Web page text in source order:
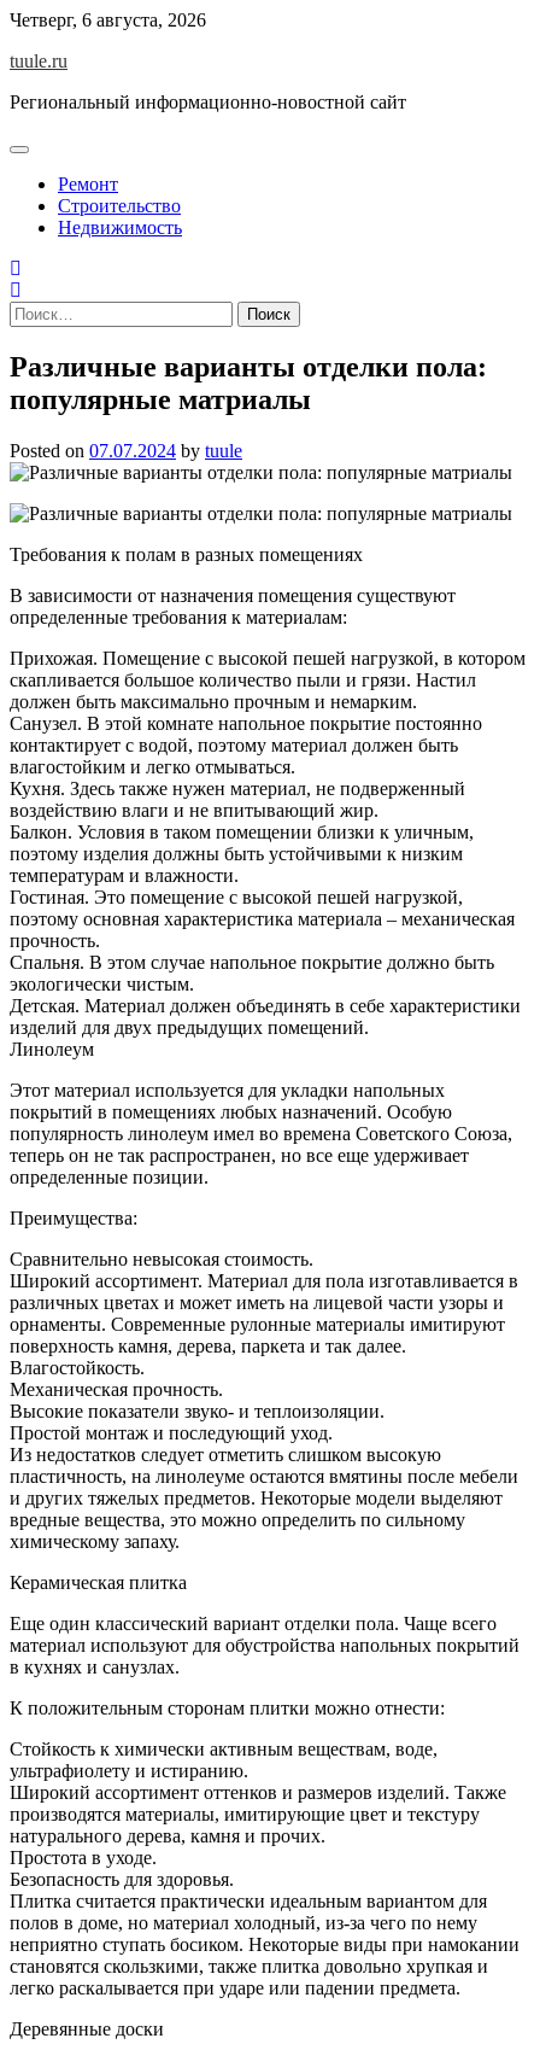
Skip
content
Четверг, 6 августа, 2026
tuule.ru
Региональный информационно-новостной сайт
Ремонт
Строительство
Недвижимость
Найти:
Различные варианты отделки пола:
популярные матриалы
Posted on 07.07.2024 by tuule
Требования к полам в разных помещениях
В зависимости от назначения помещения существуют
определенные требования к материалам:
Прихожая. Помещение с высокой пешей нагрузкой, в котором
скапливается большое количество пыли и грязи. Настил
должен быть максимально прочным и немарким.
Санузел. В этой комнате напольное покрытие постоянно
контактирует с водой, поэтому материал должен быть
влагостойким и легко отмываться.
Кухня. Здесь также нужен материал, не подверженный
воздействию влаги и не впитывающий жир.
Балкон. Условия в таком помещении близки к уличным,
поэтому изделия должны быть устойчивыми к низким
температурам и влажности.
Гостиная. Это помещение с высокой пешей нагрузкой,
поэтому основная характеристика материала – механическая
прочность.
Спальня. В этом случае напольное покрытие должно быть
экологически чистым.
Детская. Материал должен объединять в себе характеристики
изделий для двух предыдущих помещений.
Линолеум
Этот материал используется для укладки напольных
покрытий в помещениях любых назначений. Особую
популярность линолеум имел во времена Советского Союза,
теперь он не так распространен, но все еще удерживает
определенные позиции.
Преимущества:
Сравнительно невысокая стоимость.
Широкий ассортимент. Материал для пола изготавливается в
различных цветах и может иметь на лицевой части узоры и
орнаменты. Современные рулонные материалы имитируют
поверхность камня, дерева, паркета и так далее.
Влагостойкость.
Механическая прочность.
Высокие показатели звуко- и теплоизоляции.
Простой монтаж и последующий уход.
Из недостатков следует отметить слишком высокую
пластичность, на линолеуме остаются вмятины после мебели
и других тяжелых предметов. Некоторые модели выделяют
вредные вещества, это можно определить по сильному
химическому запаху.
Керамическая плитка
Еще один классический вариант отделки пола. Чаще всего
материал используют для обустройства напольных покрытий
в кухнях и санузлах.
К положительным сторонам плитки можно отнести:
Стойкость к химически активным веществам, воде,
ультрафиолету и истиранию.
Широкий ассортимент оттенков и размеров изделий. Также
производятся материалы, имитирующие цвет и текстуру
натурального дерева, камня и прочих.
Простота в уходе.
Безопасность для здоровья.
Плитка считается практически идеальным вариантом для
полов в доме, но материал холодный, из-за чего по нему
неприятно ступать босиком. Некоторые виды при намокании
становятся скользкими, также плитка довольно хрупкая и
легко раскалывается при ударе или падении предмета.
Деревянные доски